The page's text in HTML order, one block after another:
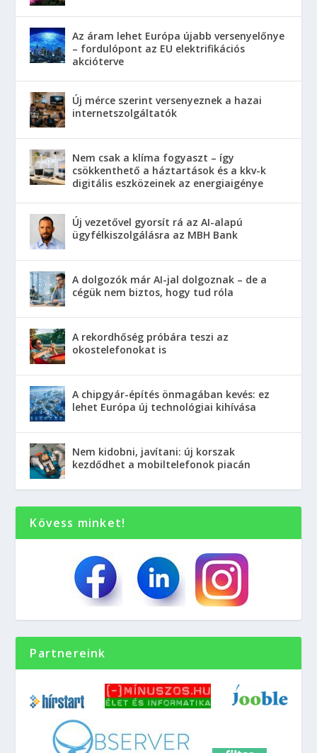
Az áram lehet Európa újabb versenyelőnye
– fordulópont az EU elektrifikációs
akcióterve
Új mérce szerint versenyeznek a hazai
internetszolgáltatók
Nem csak a klíma fogyaszt – így
csökkenthető a háztartások és a kkv-k
digitális eszközeinek az energiaigénye
Új vezetővel gyorsít rá az AI-alapú
ügyfélkiszolgálásra az MBH Bank
A dolgozók már AI-jal dolgoznak – de a
cégük nem biztos, hogy tud róla
A rekordhőség próbára teszi az
okostelefonokat is
A chipgyár-építés önmagában kevés: ez
lehet Európa új technológiai kihívása
Nem kidobni, javítani: új korszak
kezdődhet a mobiltelefonok piacán
Kövess minket!
Partnereink